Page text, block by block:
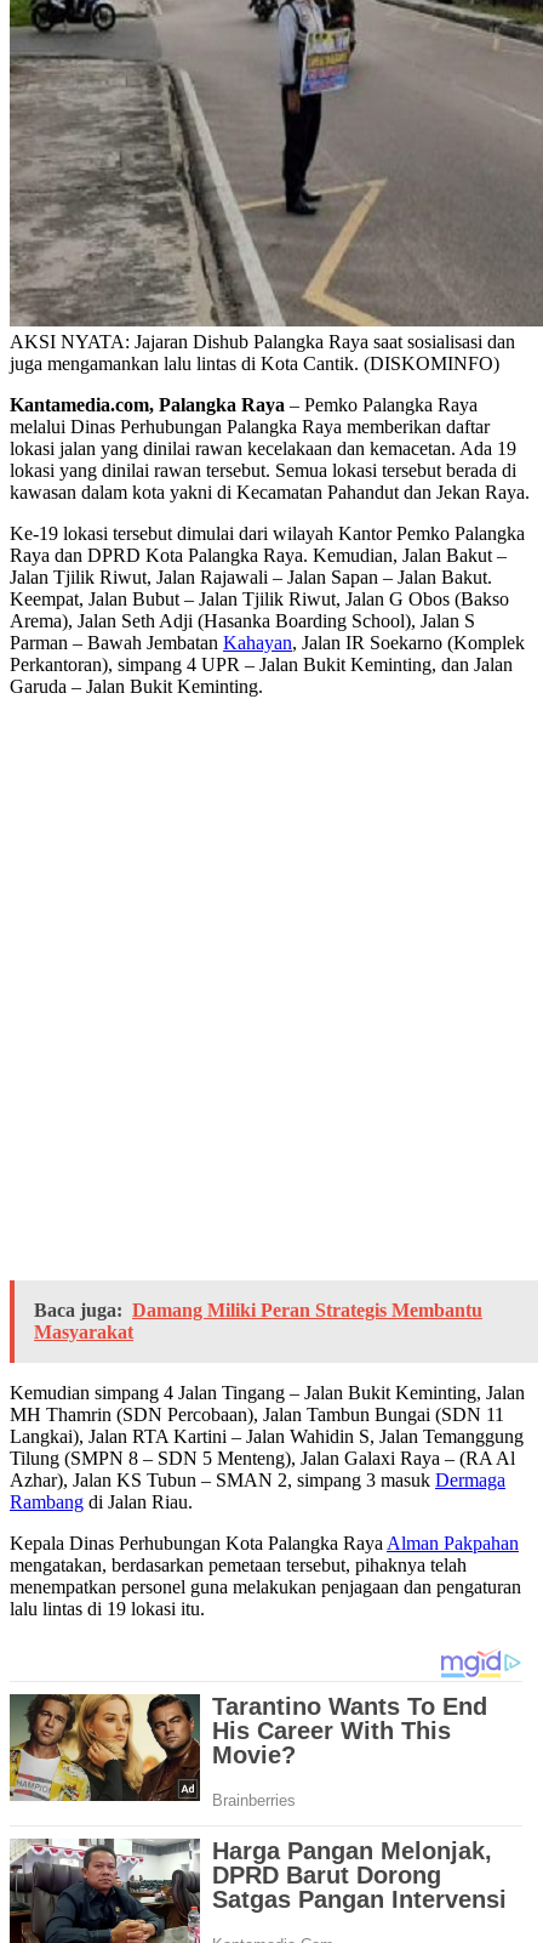
AKSI NYATA: Jajaran Dishub Palangka Raya saat sosialisasi dan
juga mengamankan lalu lintas di Kota Cantik. (DISKOMINFO)
Kantamedia.com, Palangka Raya – Pemko Palangka Raya
melalui Dinas Perhubungan Palangka Raya memberikan daftar
lokasi jalan yang dinilai rawan kecelakaan dan kemacetan. Ada 19
lokasi yang dinilai rawan tersebut. Semua lokasi tersebut berada di
kawasan dalam kota yakni di Kecamatan Pahandut dan Jekan Raya.
Ke-19 lokasi tersebut dimulai dari wilayah Kantor Pemko Palangka
Raya dan DPRD Kota Palangka Raya. Kemudian, Jalan Bakut –
Jalan Tjilik Riwut, Jalan Rajawali – Jalan Sapan – Jalan Bakut.
Keempat, Jalan Bubut – Jalan Tjilik Riwut, Jalan G Obos (Bakso
Arema), Jalan Seth Adji (Hasanka Boarding School), Jalan S
Parman – Bawah Jembatan Kahayan, Jalan IR Soekarno (Komplek
Perkantoran), simpang 4 UPR – Jalan Bukit Keminting, dan Jalan
Garuda – Jalan Bukit Keminting.
Baca juga: Damang Miliki Peran Strategis Membantu
Masyarakat
Kemudian simpang 4 Jalan Tingang – Jalan Bukit Keminting, Jalan
MH Thamrin (SDN Percobaan), Jalan Tambun Bungai (SDN 11
Langkai), Jalan RTA Kartini – Jalan Wahidin S, Jalan Temanggung
Tilung (SMPN 8 – SDN 5 Menteng), Jalan Galaxi Raya – (RA Al
Azhar), Jalan KS Tubun – SMAN 2, simpang 3 masuk Dermaga
Rambang di Jalan Riau.
Kepala Dinas Perhubungan Kota Palangka Raya Alman Pakpahan
mengatakan, berdasarkan pemetaan tersebut, pihaknya telah
menempatkan personel guna melakukan penjagaan dan pengaturan
lalu lintas di 19 lokasi itu.